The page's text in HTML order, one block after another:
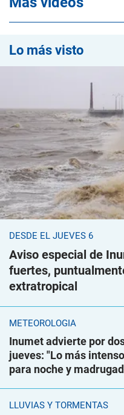
Lo más visto
DESDE EL JUEVES 6
Aviso especial de
fuertes,
extratropical
METEOROLOGÍA
Inumet advierte por
jueves: "Lo más
para noche y
LLUVIAS Y TORMENTAS